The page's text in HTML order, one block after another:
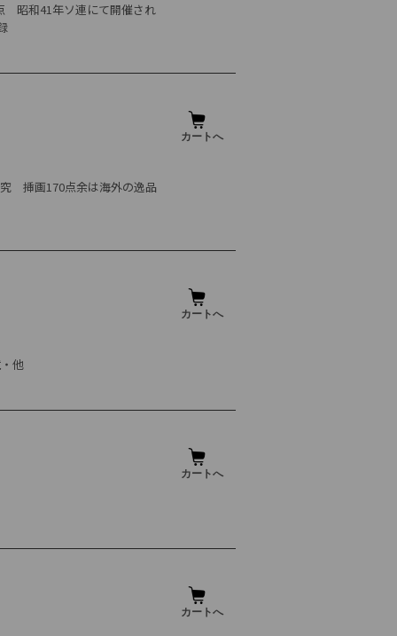
和41年ソ連にて開催され
挿画170点余は海外の逸品
他